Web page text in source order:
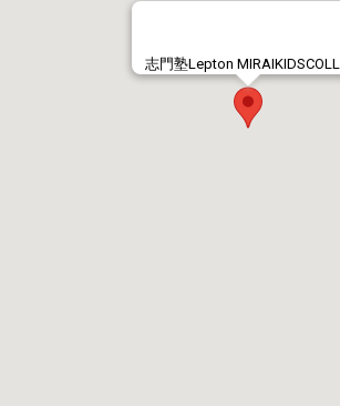
志門塾Lepton